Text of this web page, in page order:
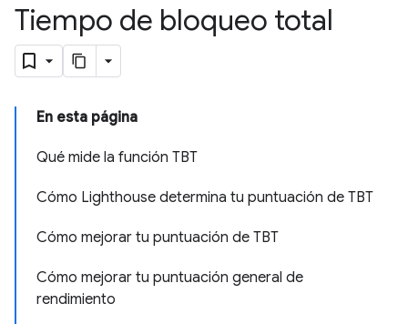
Tiempo de bloqueo total
En esta página
Qué mide la función TBT
Cómo Lighthouse determina tu puntuación de TBT
Cómo mejorar tu puntuación de TBT
Cómo mejorar tu puntuación general de
rendimiento